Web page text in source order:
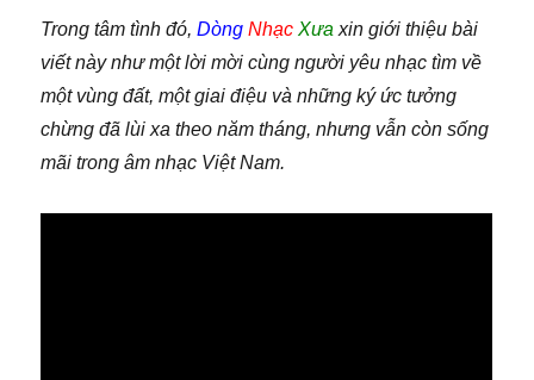
Trong tâm tình đó,Dòng Nhạc Xưa xin giới thiệu bài
viết này như một lời mời cùng người yêu nhạc tìm về
một vùng đất, một giai điệu và những ký ức tưởng
chừng đã lùi xa theo năm tháng, nhưng vẫn còn sống
mãi trong âm nhạc Việt Nam.